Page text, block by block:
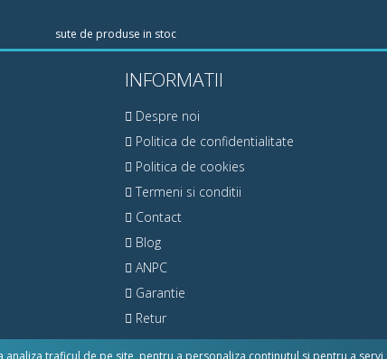
traficul de pe site, pentru a personaliza continutul si pentru a servi
sute de produse in stoc
INFORMATII
Despre noi
Politica de confidentialitate
Politica de cookies
Termeni si conditii
Contact
Blog
ANPC
Garantie
Retur